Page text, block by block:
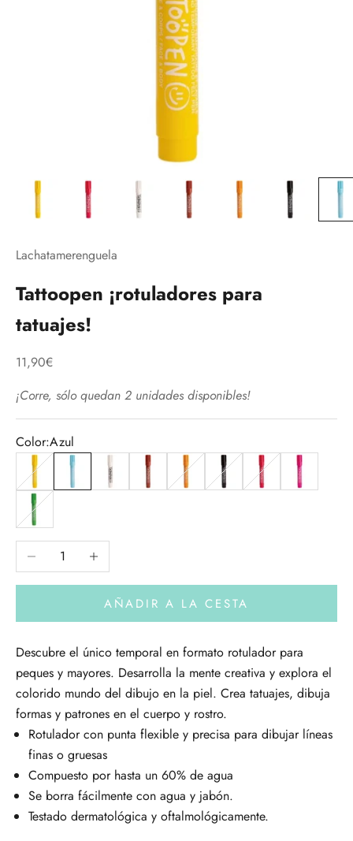
Lachatamerenguela
Tattoopen ¡rotuladores para
tatuajes!
Precio de oferta
11,90€
¡Corre, sólo quedan 2 unidades disponibles!
Color:Azul
Amarillo
Azul Blanco Marrón Naranja Negro Rojo Rosa
Verde
Reducir cantidadAumentar cantidad
AÑADIR A LA CESTA
Descubre el único temporal en formato rotulador para
peques y mayores. Desarrolla la mente creativa y explora el
colorido mundo del dibujo en la piel. Crea tatuajes, dibuja
formas y patrones en el cuerpo y rostro.
Rotulador con punta flexible y precisa para dibujar líneas
finas o gruesas
Compuesto por hasta un 60% de agua
Se borra fácilmente con agua y jabón.
Testado dermatológica y oftalmológicamente.